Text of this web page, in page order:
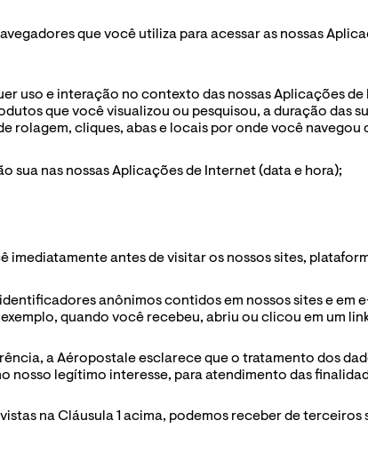
que você utiliza para acessar as nossas
uso e interação no contexto das nossas Aplicações
que você visualizou ou pesquisou, a duração das
rolagem, cliques, abas e locais por onde você navegou
sua nas nossas Aplicações de Internet (data e hora);
imediatamente antes de visitar os nossos sites,
anônimos contidos em nossos sites e em
quando você recebeu, abriu ou clicou em um
a Aéropostale esclarece que o tratamento dos
nosso legítimo interesse, para atendimento das
na Cláusula 1 acima, podemos receber de